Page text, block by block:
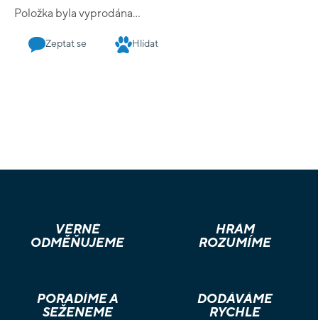
Položka byla vyprodána…
Zeptat se Hlídat
VĚRNÉ
ODMĚŇUJEME
HRÁM
ROZUMÍME
PORADÍME A
SEŽENEME
DODÁVÁME
RYCHLE